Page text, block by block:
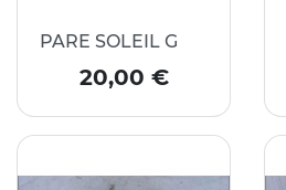
PARE SOLEIL G
Prix
20,00 €